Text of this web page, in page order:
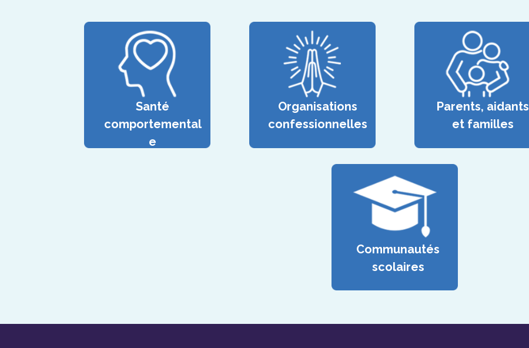
Santé
comportemental
e
Organisations
confessionnelles
Parents, aidants
et familles
Communautés
scolaires